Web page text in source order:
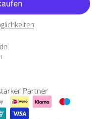
Partner